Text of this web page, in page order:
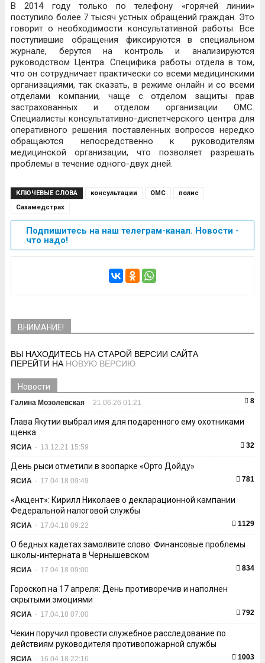
В 2014 году только по телефону «горячей линии»
поступило более 7 тысяч устных обращений граждан. Это
говорит о необходимости консультативной работы. Все
поступившие обращения фиксируются в специальном
журнале, берутся на контроль и анализируются
руководством Центра. Специфика работы отдела в том,
что он сотрудничает практически со всеми медицинскими
организациями, так сказать, в режиме онлайн и со всеми
отделами компании, чаще с отделом защиты прав
застрахованных и отделом организации ОМС.
Специалисты консультативно-диспетчерского центра для
оперативного решения поставленных вопросов нередко
обращаются непосредственно к руководителям
медицинской организации, что позволяет разрешать
проблемы в течение одного-двух дней.
КЛЮЧЕВЫЕ СЛОВА консультации ОМС
полис
Сахамедстрах
Подпишитесь на наш телеграм-канал. Новости -
что надо!
ВНИМАНИЕ!
ВЫ НАХОДИТЕСЬ НА СТАРОЙ ВЕРСИИ САЙТА
ПЕРЕЙТИ НА НОВУЮ ВЕРСИЮ
Новости
Галина Мозолевская - 21.06.26 01:21 8
Глава Якутии выбрал имя для подаренного ему охотниками
щенка
ЯСИА - 13.12.21 15:59 32
День рыси отметили в зоопарке «Орто Дойду»
ЯСИА - 17.04.18 09:49 781
«Акцент»: Кирилл Николаев о декларационной кампании
Федеральной налоговой службы
ЯСИА - 17.04.18 09:22 1129
О бедных кадетах замолвите слово: Финансовые проблемы
школы-интерната в Чернышевском
ЯСИА - 17.04.18 09:00 834
Гороскоп на 17 апреля: День противоречив и наполнен
скрытыми эмоциями
ЯСИА - 17.04.18 07:00 792
Чекин поручил провести служебное расследование по
действиям руководителя противопожарной службы
ЯСИА - 16.04.18 22:16 1003